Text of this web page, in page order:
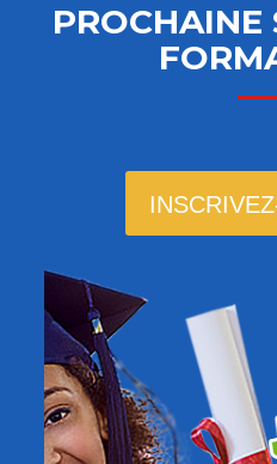
PROCHAINE